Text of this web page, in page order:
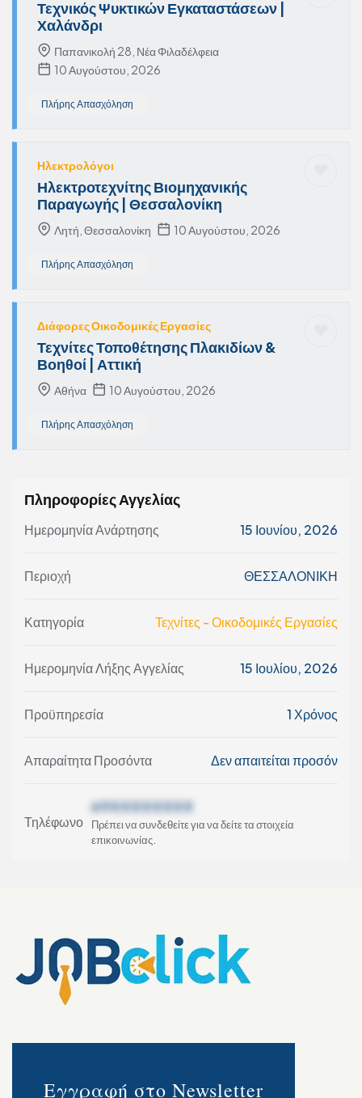
Τεχνικός Ψυκτικών Εγκαταστάσεων |
Χαλάνδρι
Παπανικολή 28, Νέα Φιλαδέλφεια
10 Αυγούστου, 2026
Πλήρης Απασχόληση
Ηλεκτρολόγοι
Ηλεκτροτεχνίτης Βιομηχανικής
Παραγωγής | Θεσσαλονίκη
Λητή, Θεσσαλονίκη 10 Αυγούστου, 2026
Πλήρης Απασχόληση
Διάφορες Οικοδομικές Εργασίες
Τεχνίτες Τοποθέτησης Πλακιδίων &
Βοηθοί | Αττική
Αθήνα 10 Αυγούστου, 2026
Πλήρης Απασχόληση
Πληροφορίες Αγγελίας
Ημερομηνία Ανάρτησης 15 Ιουνίου, 2026
Περιοχή ΘΕΣΣΑΛΟΝΙΚΗ
Κατηγορία Τεχνίτες - Οικοδομικές Εργασίες
Ημερομηνία Λήξης Αγγελίας 15 Ιουλίου, 2026
Προϋπηρεσία 1 Χρόνος
Απαραίτητα Προσόντα Δεν απαιτείται προσόν
Τηλέφωνο
69XXXXXXXX
Πρέπει να συνδεθείτε για να δείτε τα στοιχεία
επικοινωνίας.
Εγγραφή στο Newsletter